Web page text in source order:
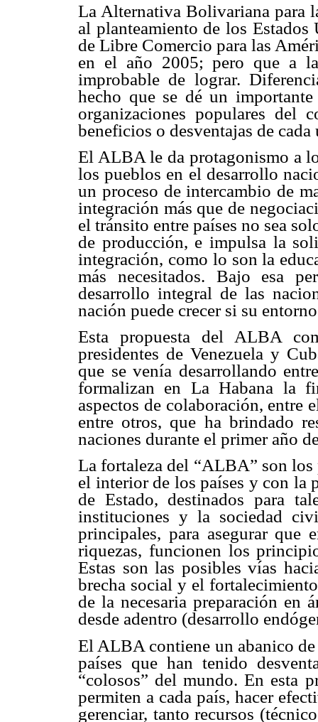
La Alternativa Bolivariana para
al planteamiento de los
de Libre Comercio para las
en el año 2005; pero que a
improbable de lograr.
hecho que se dé un
organizaciones populares del
beneficios o desventajas de
El ALBA le da protagonismo a
los pueblos en el desarrollo
un proceso de intercambio de
integración más que de
el tránsito entre países no sea
de producción, e impulsa la
integración, como lo son la
más necesitados. Bajo esa
desarrollo integral de las
nación puede crecer si su
Esta propuesta del ALBA
presidentes de Venezuela y
que se venía desarrollando
formalizan en La Habana la
aspectos de colaboración, entre
entre otros, que ha brindado
naciones durante el primer año
La fortaleza del “ALBA” son los
el interior de los países y con la
de Estado, destinados para
instituciones y la sociedad
principales, para asegurar
riquezas, funcionen los
Estas son las posibles vías
brecha social y el
de la necesaria preparación en
desde adentro (desarrollo
El ALBA contiene un abanico
países que han tenido
“colosos” del mundo. En esta
permiten a cada país, hacer
gerenciar, tanto recursos